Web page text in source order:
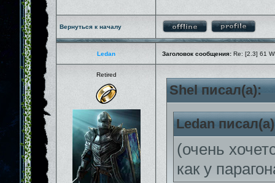
Вернуться к началу
Ledan Заголовок сообщения: Re: [2.3] 61
Retired
Shel писал(а):
Ledan
(очень
как у